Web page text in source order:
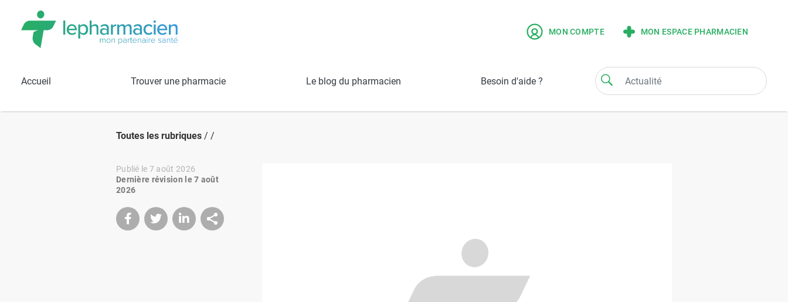
MON COMPTE MON ESPACE PHARMACIEN
Accueil Trouver une pharmacie Le blog du pharmacien Besoin d'aide ?
Toutes les rubriques / /
Publié le 7 août 2026
Dernière révision le 7 août
2026